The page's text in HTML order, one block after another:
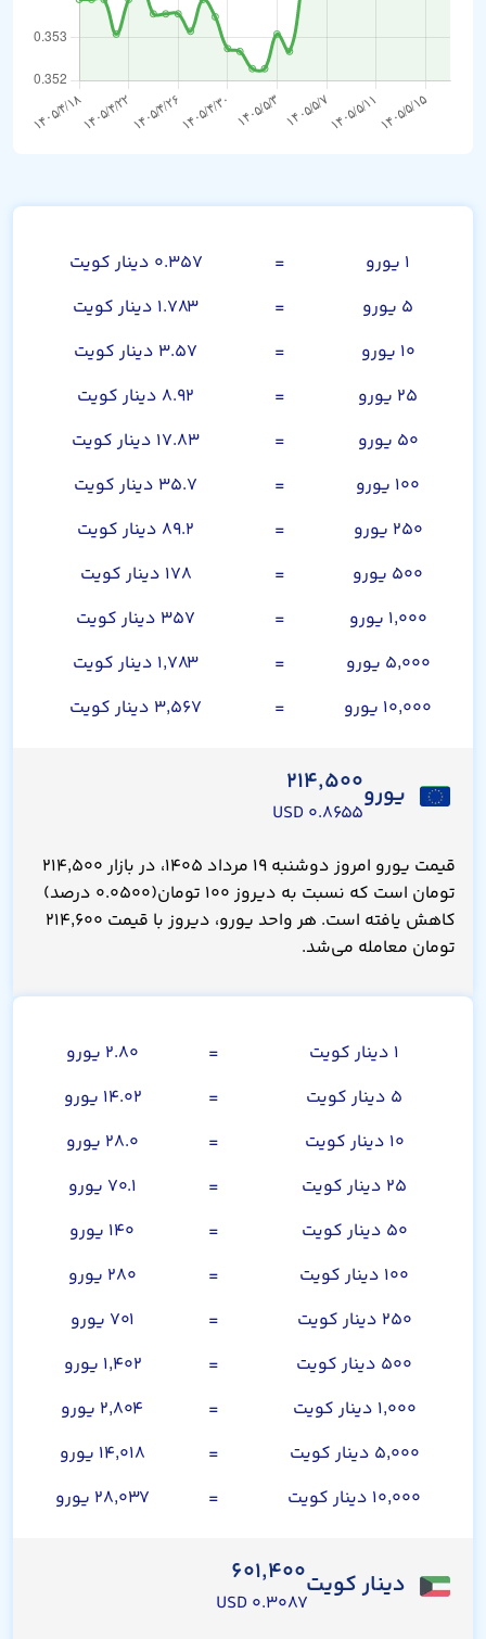
۱ یورو =
۰.۳۵۷ دینار کویت
۵ یورو
=
۱.۷۸۳ دینار کویت
۱۰ یورو
=
۳.۵۷ دینار کویت
۲۵ یورو
=
۸.۹۲ دینار کویت
۵۰ یورو
=
۱۷.۸۳ دینار کویت
۱۰۰ یورو
=
۳۵.۷ دینار کویت
۲۵۰ یورو
=
۸۹.۲ دینار کویت
۵۰۰ یورو
=
۱۷۸ دینار کویت
۱,۰۰۰ یورو
=
۳۵۷ دینار کویت
۵,۰۰۰ یورو
=
۱,۷۸۳ دینار کویت
۱۰,۰۰۰ یورو
= ۳,۵۶۷ دینار کویت
یورو۲۱۴,۵۰۰
۰.۸۶۵۵ USD
قیمت یورو امروز دوشنبه ۱۹ مرداد ۱۴۰۵، در بازار ۲۱۴,۵۰۰
تومان است که نسبت به دیروز ۱۰۰ تومان(۰.۰۵۰۰ درصد)
کاهش یافته است. هر واحد یورو، دیروز با قیمت ۲۱۴,۶۰۰
تومان معامله می‌شد.
۱ دینار کویت =
۲.۸۰ یورو
۵ دینار کویت
=
۱۴.۰۲ یورو
۱۰ دینار کویت
=
۲۸.۰ یورو
۲۵ دینار کویت
=
۷۰.۱ یورو
۵۰ دینار کویت
=
۱۴۰ یورو
۱۰۰ دینار کویت
=
۲۸۰ یورو
۲۵۰ دینار کویت
=
۷۰۱ یورو
۵۰۰ دینار کویت
=
۱,۴۰۲ یورو
۱,۰۰۰ دینار کویت
=
۲,۸۰۴ یورو
۵,۰۰۰ دینار کویت
=
۱۴,۰۱۸ یورو
۱۰,۰۰۰ دینار کویت
= ۲۸,۰۳۷ یورو
دینار کویت۶۰۱,۴۰۰
۰.۳۰۸۷ USD